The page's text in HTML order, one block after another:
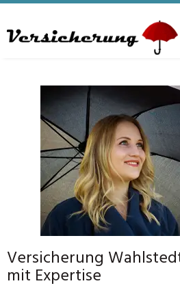
to
Versicherung
mit Expertise